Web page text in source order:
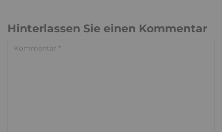
Hinterlassen Sie einen Kommentar